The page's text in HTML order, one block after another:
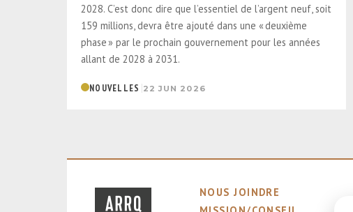
2028. C’est donc dire que l’essentiel de l’argent neuf, soit
159 millions, devra être ajouté dans une « deuxième
phase » par le prochain gouvernement pour les années
allant de 2028 à 2031.
NOUVELLES 22 JUN 2026
NOUS JOINDRE